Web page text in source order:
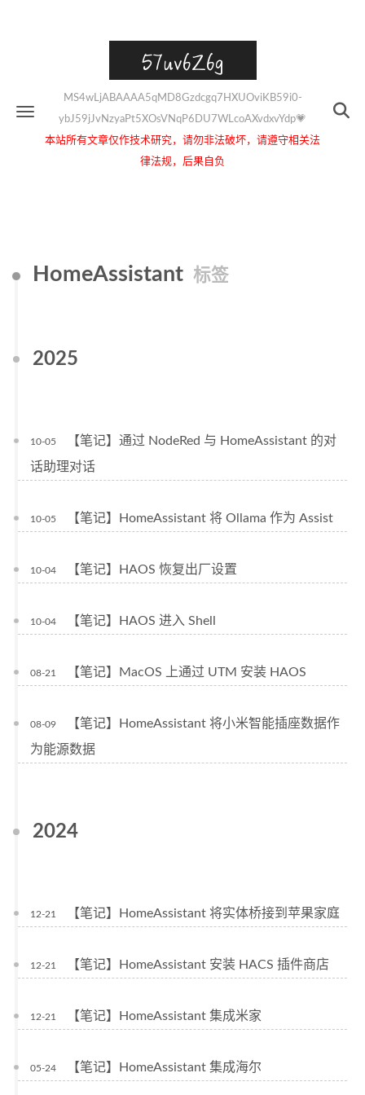
57uv6Z6g
MS4wLjABAAAA5qMD8Gzdcgq7HXUOviKB59i0-
ybJ59jJvNzyaPt5XOsVNqP6DU7WLcoAXvdxvYdp💗
本站所有文章仅作技术研究，请勿非法破坏，请遵守相关法
律法规，后果自负
HomeAssistant 标签
2025
10-05
【笔记】通过 NodeRed 与 HomeAssistant 的对
话助理对话
10-05 【笔记】HomeAssistant 将 Ollama 作为 Assist
10-04 【笔记】HAOS 恢复出厂设置
10-04 【笔记】HAOS 进入 Shell
08-21 【笔记】MacOS 上通过 UTM 安装 HAOS
08-09
【笔记】HomeAssistant 将小米智能插座数据作
为能源数据
2024
12-21 【笔记】HomeAssistant 将实体桥接到苹果家庭
12-21 【笔记】HomeAssistant 安装 HACS 插件商店
12-21 【笔记】HomeAssistant 集成米家
05-24 【笔记】HomeAssistant 集成海尔